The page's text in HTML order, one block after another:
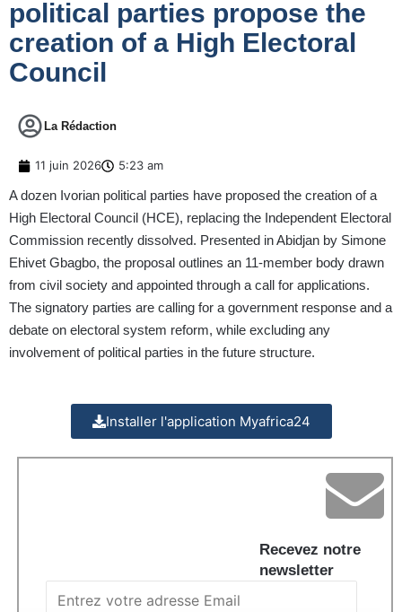
political parties propose the
creation of a High Electoral
Council
La Rédaction
11 juin 2026 5:23 am
A dozen Ivorian political parties have proposed the creation of a
High Electoral Council (HCE), replacing the Independent Electoral
Commission recently dissolved. Presented in Abidjan by Simone
Ehivet Gbagbo, the proposal outlines an 11-member body drawn
from civil society and appointed through a call for applications.
The signatory parties are calling for a government response and a
debate on electoral system reform, while excluding any
involvement of political parties in the future structure.
Installer l'application Myafrica24
Recevez notre
newsletter